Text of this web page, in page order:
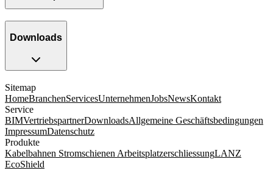
Downloads
Sitemap
HomeBranchenServicesUnternehmenJobsNewsKontakt
Service
BIMVertriebspartnerDownloadsAllgemeine Geschäftsbedingungen
ImpressumDatenschutz
Produkte
Kabelbahnen Stromschienen ArbeitsplatzerschliessungLANZ
EcoShield